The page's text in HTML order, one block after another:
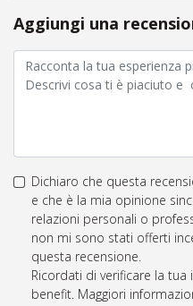
Aggiungi una
Dichiaro che questa
e che è la mia opinione
relazioni personali o
non mi sono stati offerti
questa recensione.
Ricordati di verificare la
benefit. Maggiori